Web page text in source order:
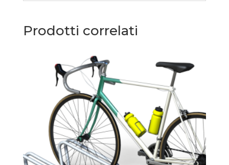
Prodotti correlati